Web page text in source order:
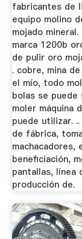
fabricantes de
equipo molino
mojado mineral.
marca 1200b
de pulir oro
. cobre, mina
el mío, todo
bolas se puede
moler máquina
puede utilizar.
de fábrica,
machacadores,
beneficiación,
pantallas, línea
producción de.